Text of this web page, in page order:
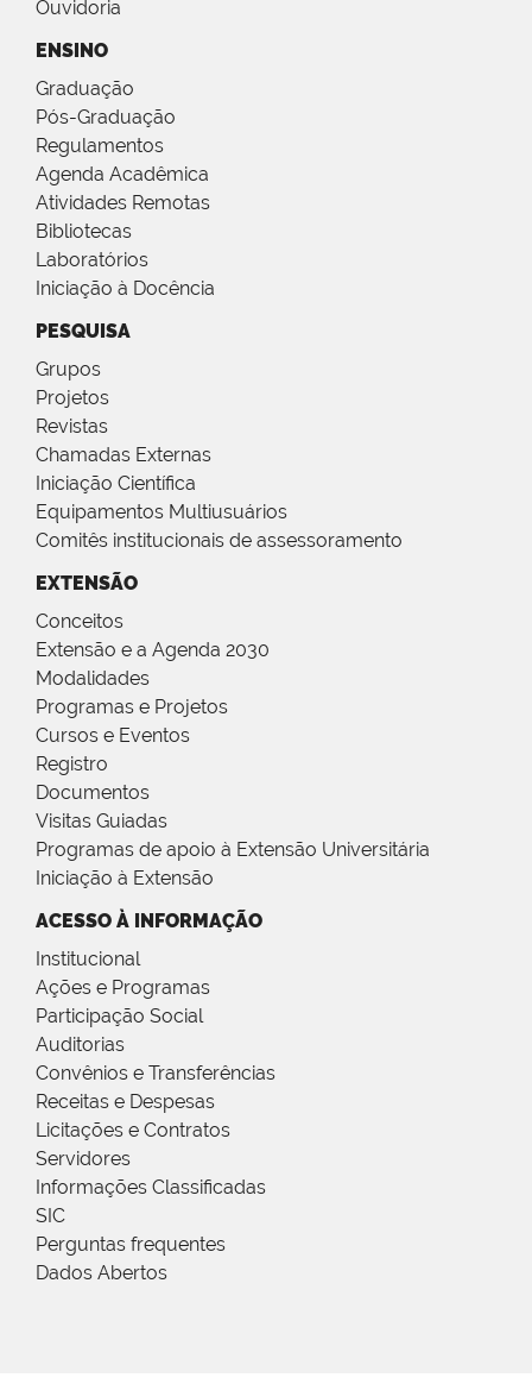
Ouvidoria
ENSINO
Graduação
Pós-Graduação
Regulamentos
Agenda Acadêmica
Atividades Remotas
Bibliotecas
Laboratórios
Iniciação à Docência
PESQUISA
Grupos
Projetos
Revistas
Chamadas Externas
Iniciação Científica
Equipamentos Multiusuários
Comitês institucionais de assessoramento
EXTENSÃO
Conceitos
Extensão e a Agenda 2030
Modalidades
Programas e Projetos
Cursos e Eventos
Registro
Documentos
Visitas Guiadas
Programas de apoio à Extensão Universitária
Iniciação à Extensão
ACESSO À INFORMAÇÃO
Institucional
Ações e Programas
Participação Social
Auditorias
Convênios e Transferências
Receitas e Despesas
Licitações e Contratos
Servidores
Informações Classificadas
SIC
Perguntas frequentes
Dados Abertos